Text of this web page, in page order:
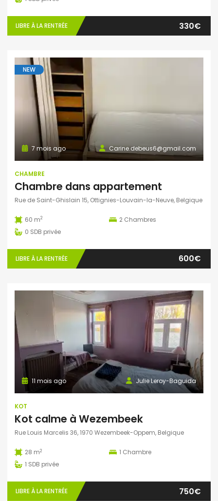
LIBRE À LA RENTRÉE 330€
NEW
Carine.debeus6@gmail.com
7 mois ago
CHAMBRE
Chambre dans appartement
Rue de Saint-Ghislain 15, Ottignies-Louvain-la-Neuve, Belgique
60 m2 2 Chambres
0 SDB privée
LIBRE À LA RENTRÉE 600€
Julie Leroy-Baguida
11 mois ago
KOT
Kot calme à Wezembeek
Rue Louis Marcelis 36, 1970 Wezembeek-Oppem, Belgique
28 m2 1 Chambre
1 SDB privée
LIBRE À LA RENTRÉE 750€